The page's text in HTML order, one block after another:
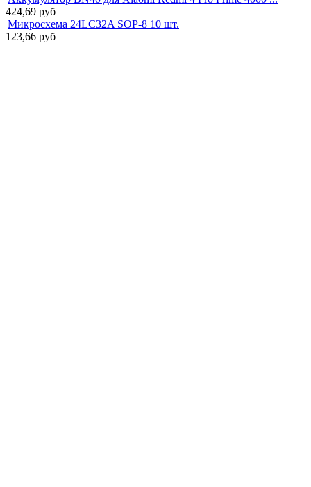
424,69 руб
Микросхема 24LC32A SOP-8 10 шт.
123,66 руб